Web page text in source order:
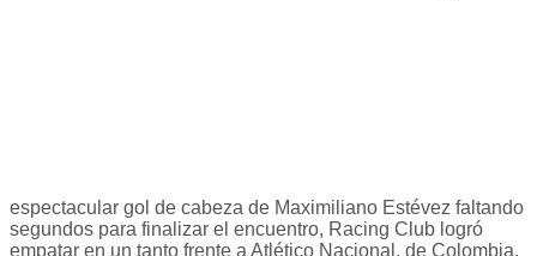
espectacular gol de cabeza de Maximiliano Estévez faltando
segundos para finalizar el encuentro, Racing Club logró
empatar en un tanto frente a Atlético Nacional, de Colombia,